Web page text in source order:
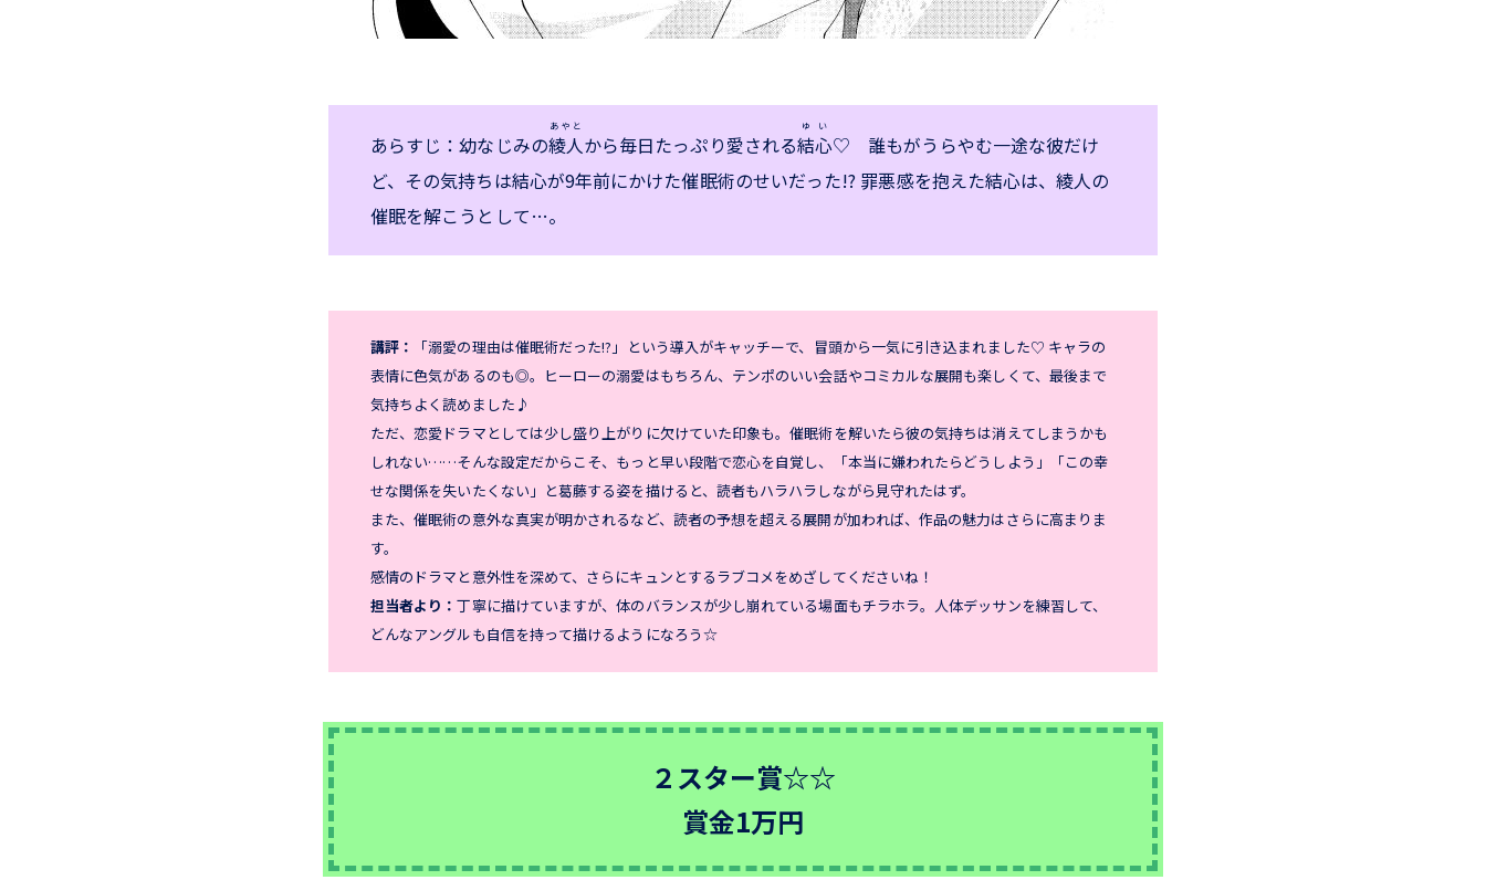
あらすじ：幼なじみの綾人
あやと
から毎日たっぷり愛される結心
ゆい
♡ 誰もがうらやむ一途な彼だけ
ど、その気持ちは結心が9年前にかけた催眠術のせいだった!? 罪悪感を抱えた結心は、綾人の
催眠を解こうとして…。
講評：
「溺愛の理由は催眠術だった!?」という導入がキャッチーで、冒頭から一気に引き込まれました♡ キャラの
表情に色気があるのも◎。ヒーローの溺愛はもちろん、テンポのいい会話やコミカルな展開も楽しくて、最後まで
気持ちよく読めました♪
ただ、恋愛ドラマとしては少し盛り上がりに欠けていた印象も。催眠術を解いたら彼の気持ちは消えてしまうかも
しれない……そんな設定だからこそ、もっと早い段階で恋心を自覚し、「本当に嫌われたらどうしよう」「この幸
せな関係を失いたくない」と葛藤する姿を描けると、読者もハラハラしながら見守れたはず。
また、催眠術の意外な真実が明かされるなど、読者の予想を超える展開が加われば、作品の魅力はさらに高まりま
す。
感情のドラマと意外性を深めて、さらにキュンとするラブコメをめざしてくださいね！
担当者より：丁寧に描けていますが、体のバランスが少し崩れている場面もチラホラ。人体デッサンを練習して、
どんなアングルも自信を持って描けるようになろう☆
２スター賞☆☆
賞金1万円